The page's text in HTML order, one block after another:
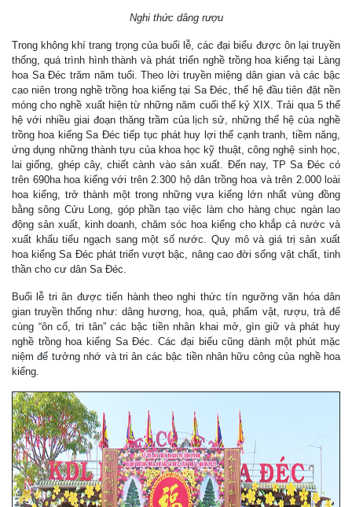
Nghi thức dâng rượu
Trong không khí trang trọng của buổi lễ, các đại biểu được ôn lại truyền
thống, quá trình hình thành và phát triển nghề trồng hoa kiểng tại Làng
hoa Sa Đéc trăm năm tuổi. Theo lời truyền miệng dân gian và các bậc
cao niên trong nghề trồng hoa kiểng tại Sa Đéc, thế hệ đầu tiên đặt nền
móng cho nghề xuất hiện từ những năm cuối thế kỷ XIX. Trải qua 5 thế
hệ với nhiều giai đoạn thăng trầm của lịch sử, những thế hệ của nghề
trồng hoa kiểng Sa Đéc tiếp tục phát huy lợi thế cạnh tranh, tiềm năng,
ứng dụng những thành tựu của khoa học kỹ thuật, công nghệ sinh học,
lai giống, ghép cây, chiết cành vào sản xuất. Đến nay, TP Sa Đéc có
trên 690ha hoa kiểng với trên 2.300 hộ dân trồng hoa và trên 2.000 loài
hoa kiểng, trở thành một trong những vựa kiểng lớn nhất vùng đồng
bằng sông Cửu Long, góp phần tạo việc làm cho hàng chục ngàn lao
động sản xuất, kinh doanh, chăm sóc hoa kiểng cho khắp cả nước và
xuất khẩu tiểu ngạch sang một số nước. Quy mô và giá trị sản xuất
hoa kiểng Sa Đéc phát triển vượt bậc, nâng cao đời sống vật chất, tinh
thần cho cư dân Sa Đéc.
Buổi lễ tri ân được tiến hành theo nghi thức tín ngưỡng văn hóa dân
gian truyền thống như: dâng hương, hoa, quả, phẩm vật, rượu, trà để
cùng “ôn cố, tri tân” các bậc tiền nhân khai mở, gìn giữ và phát huy
nghề trồng hoa kiểng Sa Đéc. Các đại biểu cũng dành một phút mặc
niệm để tưởng nhớ và tri ân các bậc tiền nhân hữu công của nghề hoa
kiểng.